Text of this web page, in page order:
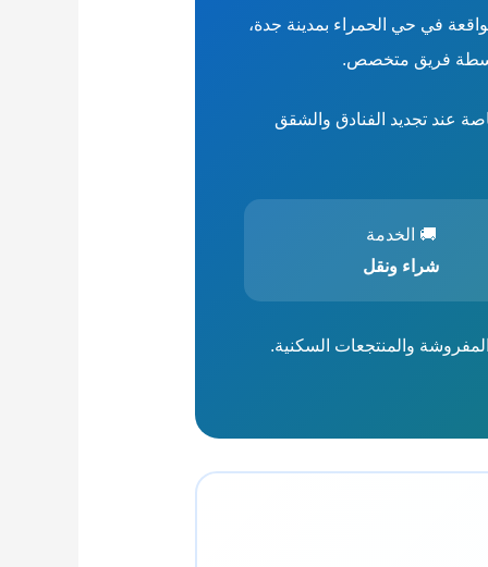
في حي الحمراء بمدينة جدة،
فريق متخصص.
عند تجديد الفنادق والشقق
🚚 الخدمة
شراء ونقل
والمنتجعات السكنية.